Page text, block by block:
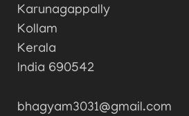
Karunagappally
Kollam
Kerala
India 690542
bhagyam3031@gmail.com